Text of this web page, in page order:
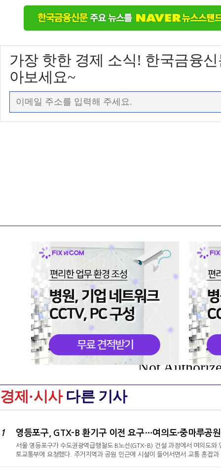
가장 핫한 경제 소식! 한국금융
아보세요~
Not
경제·시사다른 기사
1 영등포구, GTX-B 환기구 이전 요구…여의도·중마루공
서울 영등포구가 수도권광역급행철도 B노선(GTX-B) 건설 과정에서 여의도
토교통부에 요청했다. 주거지역과 공원 인근에 시설이 들어서면서 교통 혼잡